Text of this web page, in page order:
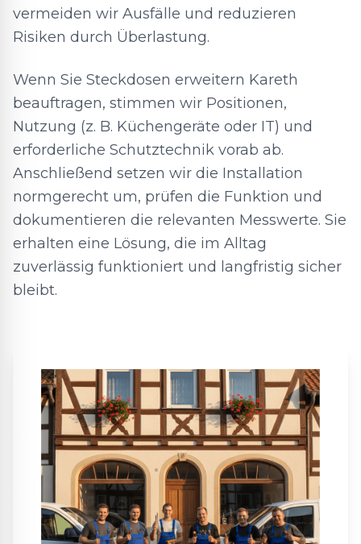
vermeiden wir Ausfälle und reduzieren
Risiken durch Überlastung.
Wenn Sie Steckdosen erweitern Kareth
beauftragen, stimmen wir Positionen,
Nutzung (z. B. Küchengeräte oder IT) und
erforderliche Schutztechnik vorab ab.
Anschließend setzen wir die Installation
normgerecht um, prüfen die Funktion und
dokumentieren die relevanten Messwerte. Sie
erhalten eine Lösung, die im Alltag
zuverlässig funktioniert und langfristig sicher
bleibt.